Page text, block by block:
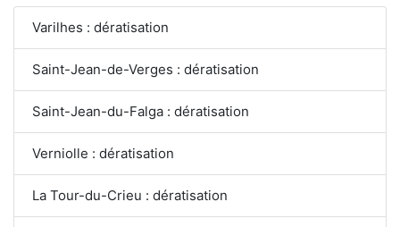
Varilhes : dératisation
Saint-Jean-de-Verges : dératisation
Saint-Jean-du-Falga : dératisation
Verniolle : dératisation
La Tour-du-Crieu : dératisation